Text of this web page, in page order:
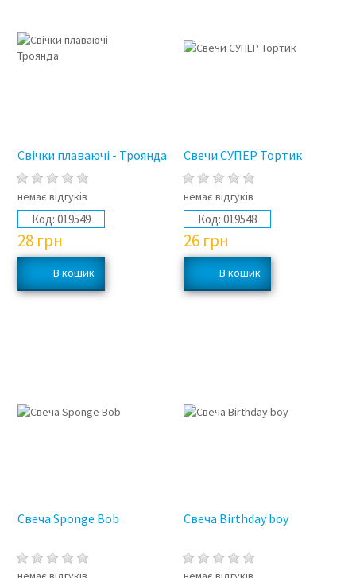
Свічки плаваючі - Троянда
немає відгуків
Код: 019549
28 грн
Свечи СУПЕР Тортик
немає відгуків
Код: 019548
26 грн
Свеча Sponge Bob Свеча Birthday boy